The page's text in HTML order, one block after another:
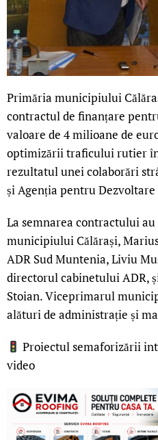
Primăria municipiului
contractul de finanțare
valoare de 4 milioane de
optimizării traficului rutier în
rezultatul unei colaborări
și Agenția pentru
La semnarea contractului
municipiului Călărași,
ADR Sud Muntenia, Liviu
directorul cabinetului ADR,
Stoian. Viceprimarul
alături de administrație și
Proiectul semaforizării
video